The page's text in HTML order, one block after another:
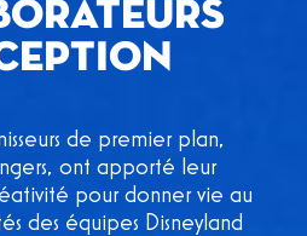
de premier plan,
ont apporté leur
pour donner vie au
des équipes Disneyland